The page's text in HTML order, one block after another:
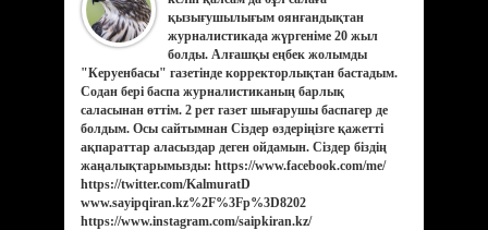
қызығушылығым оянғандықтан
журналистикада жүргеніме 20 жыл
болды. Алғашқы еңбек жолымды
"Керуенбасы" газетінде корректорлықтан бастадым.
Содан бері баспа журналистиканың барлық
саласынан өттім. 2 рет газет шығарушы баспагер де
болдым. Осы сайтымнан Сіздер өздеріңізге қажетті
ақпараттар аласыздар деген ойдамын. Сіздер біздің
жаңалықтарымызды: https://www.facebook.com/me/
https://twitter.com/KalmuratD
www.sayipqiran.kz%2F%3Fp%3D8202
https://www.instagram.com/saipkiran.kz/